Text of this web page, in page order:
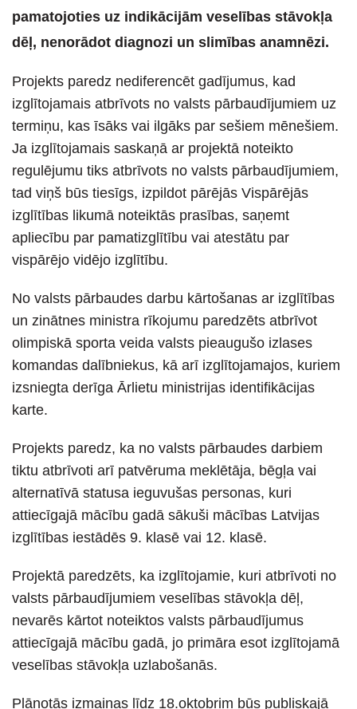
pamatojoties uz indikācijām veselības stāvokļa
dēļ, nenorādot diagnozi un slimības anamnēzi.
Projekts paredz nediferencēt gadījumus, kad
izglītojamais atbrīvots no valsts pārbaudījumiem uz
termiņu, kas īsāks vai ilgāks par sešiem mēnešiem.
Ja izglītojamais saskaņā ar projektā noteikto
regulējumu tiks atbrīvots no valsts pārbaudījumiem,
tad viņš būs tiesīgs, izpildot pārējās Vispārējās
izglītības likumā noteiktās prasības, saņemt
apliecību par pamatizglītību vai atestātu par
vispārējo vidējo izglītību.
No valsts pārbaudes darbu kārtošanas ar izglītības
un zinātnes ministra rīkojumu paredzēts atbrīvot
olimpiskā sporta veida valsts pieaugušo izlases
komandas dalībniekus, kā arī izglītojamajos, kuriem
izsniegta derīga Ārlietu ministrijas identifikācijas
karte.
Projekts paredz, ka no valsts pārbaudes darbiem
tiktu atbrīvoti arī patvēruma meklētāja, bēgļa vai
alternatīvā statusa ieguvušas personas, kuri
attiecīgajā mācību gadā sākuši mācības Latvijas
izglītības iestādēs 9. klasē vai 12. klasē.
Projektā paredzēts, ka izglītojamie, kuri atbrīvoti no
valsts pārbaudījumiem veselības stāvokļa dēļ,
nevarēs kārtot noteiktos valsts pārbaudījumus
attiecīgajā mācību gadā, jo primāra esot izglītojamā
veselības stāvokļa uzlabošanās.
Plānotās izmaiņas līdz 18.oktobrim būs publiskajā